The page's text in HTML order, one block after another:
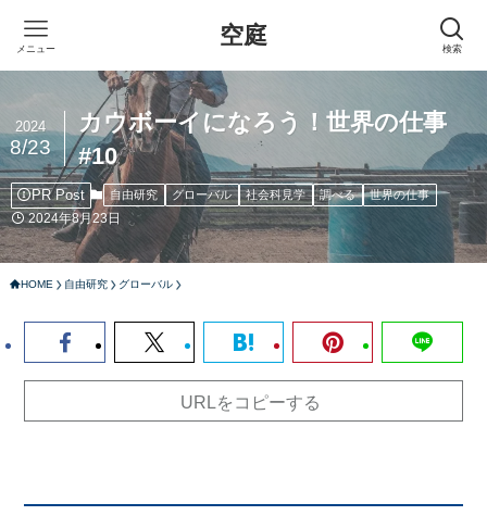
空庭 検索
メニュー
カウボーイになろう！世界の仕事
#10
2024
8/23
PR Post 自由研究 グローバル 社会科見学 調べる 世界の仕事
2024年8月23日
HOME 自由研究 グローバル
URLをコピーする